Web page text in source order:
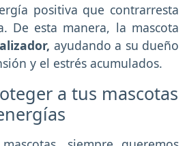
positiva que contrarresta
De esta manera, la mascota
ayudando a su dueño
y el estrés acumulados.
a tus mascotas